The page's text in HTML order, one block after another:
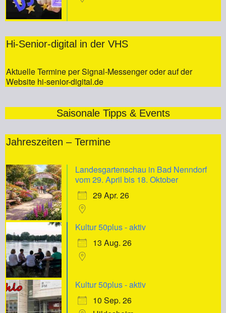
Hi-Senior-digital in der VHS
Aktuelle Termine per Signal-Messenger oder auf der
Website hi-senior-digital.de
Saisonale Tipps & Events
Jahreszeiten – Termine
Landesgartenschau in Bad Nenndorf
vom 29. April bis 18. Oktober
29 Apr. 26
Kultur 50plus - aktiv
13 Aug. 26
Kultur 50plus - aktiv
10 Sep. 26